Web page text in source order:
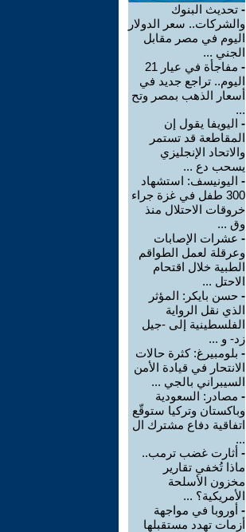
- تحديث البنوك
والشركات.. سعر الدولار
اليوم في مصر مقابل
الجني ...
-
مفاجأة في عيار 21
اليوم.. تراجع جديد في
أسعار الذهب بمصر وتح
...
- اليويفا يقول إن
المقاطعة قد تستمر
والاتحاد الإنجليزي
يسحب دع ...
- اليونيسف: استشهاد
300 طفل في غزة جراء
خروقات الاحتلال منذ
وق ...
- عشرات الإصابات
وعرقلة لعمل الطواقم
الطبية خلال اقتحام
الاحتل ...
- حسن بايكر: المؤثر
الذي نقل الرواية
الفلسطينية إلى -جيل
زد- و ...
- بلومبيرغ: كثرة حالات
الانتحار في قيادة الأمن
السيبراني بالجي ...
- مصادر: السعودية
وباكستان وتركيا ستوقّع
اتفاقية دفاع مشترك ال
...
- أثارت غضب ترمب..
ماذا تُخفي تقارير
مخزون الأسلحة
الأمريكية؟ ...
- أوروبا في مواجهة
أزمات تهدد مستقبلها